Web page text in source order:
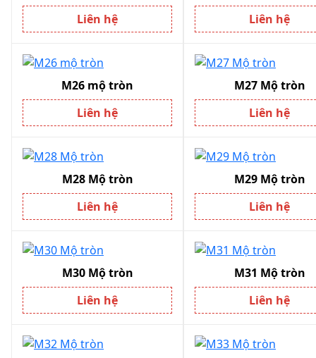
Liên hệ
Liên hệ
M26 mộ tròn
Liên hệ
M27 Mộ tròn
Liên hệ
M28 Mộ tròn
Liên hệ
M29 Mộ tròn
Liên hệ
M30 Mộ tròn
Liên hệ
M31 Mộ tròn
Liên hệ